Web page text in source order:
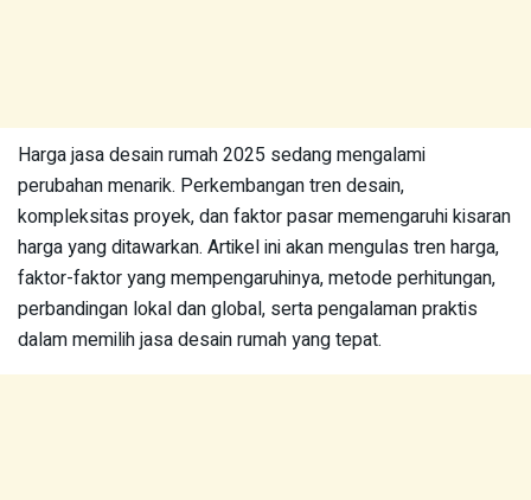
Harga jasa desain rumah 2025 sedang mengalami
perubahan menarik. Perkembangan tren desain,
kompleksitas proyek, dan faktor pasar memengaruhi kisaran
harga yang ditawarkan. Artikel ini akan mengulas tren harga,
faktor-faktor yang mempengaruhinya, metode perhitungan,
perbandingan lokal dan global, serta pengalaman praktis
dalam memilih jasa desain rumah yang tepat.